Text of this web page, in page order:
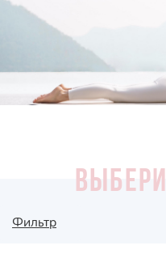
ВЫБЕРИ
Фильтр